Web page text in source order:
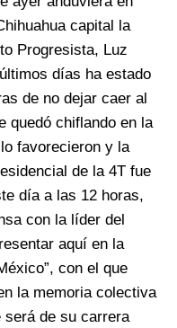
capital la
Progresista, Luz
días ha estado
de no dejar caer al
quedó chiflando en la
favorecieron y la
de la 4T fue
día a las 12 horas,
con la líder del
aquí en la
con el que
la memoria colectiva
será de su carrera